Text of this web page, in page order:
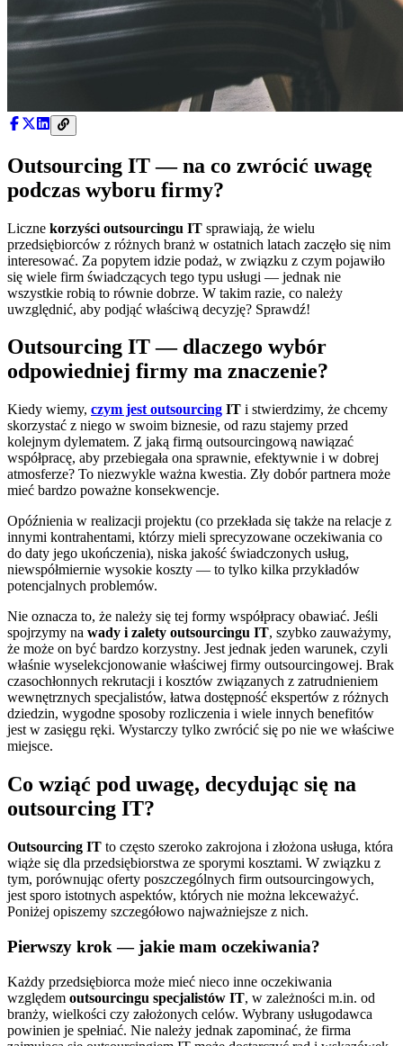
Outsourcing IT — na co zwrócić uwagę
podczas wyboru firmy?
Liczne korzyści outsourcingu IT sprawiają, że wielu
przedsiębiorców z różnych branż w ostatnich latach zaczęło się nim
interesować. Za popytem idzie podaż, w związku z czym pojawiło
się wiele firm świadczących tego typu usługi — jednak nie
wszystkie robią to równie dobrze. W takim razie, co należy
uwzględnić, aby podjąć właściwą decyzję? Sprawdź!
Outsourcing IT — dlaczego wybór
odpowiedniej firmy ma znaczenie?
Kiedy wiemy, czym jest outsourcing IT i stwierdzimy, że chcemy
skorzystać z niego w swoim biznesie, od razu stajemy przed
kolejnym dylematem. Z jaką firmą outsourcingową nawiązać
współpracę, aby przebiegała ona sprawnie, efektywnie i w dobrej
atmosferze? To niezwykle ważna kwestia. Zły dobór partnera może
mieć bardzo poważne konsekwencje.
Opóźnienia w realizacji projektu (co przekłada się także na relacje z
innymi kontrahentami, którzy mieli sprecyzowane oczekiwania co
do daty jego ukończenia), niska jakość świadczonych usług,
niewspółmiernie wysokie koszty — to tylko kilka przykładów
potencjalnych problemów.
Nie oznacza to, że należy się tej formy współpracy obawiać. Jeśli
spojrzymy na wady i zalety outsourcingu IT, szybko zauważymy,
że może on być bardzo korzystny. Jest jednak jeden warunek, czyli
właśnie wyselekcjonowanie właściwej firmy outsourcingowej. Brak
czasochłonnych rekrutacji i kosztów związanych z zatrudnieniem
wewnętrznych specjalistów, łatwa dostępność ekspertów z różnych
dziedzin, wygodne sposoby rozliczenia i wiele innych benefitów
jest w zasięgu ręki. Wystarczy tylko zwrócić się po nie we właściwe
miejsce.
Co wziąć pod uwagę, decydując się na
outsourcing IT?
Outsourcing IT to często szeroko zakrojona i złożona usługa, która
wiąże się dla przedsiębiorstwa ze sporymi kosztami. W związku z
tym, porównując oferty poszczególnych firm outsourcingowych,
jest sporo istotnych aspektów, których nie można lekceważyć.
Poniżej opiszemy szczegółowo najważniejsze z nich.
Pierwszy krok — jakie mam oczekiwania?
Każdy przedsiębiorca może mieć nieco inne oczekiwania
względem outsourcingu specjalistów IT, w zależności m.in. od
branży, wielkości czy założonych celów. Wybrany usługodawca
powinien je spełniać. Nie należy jednak zapominać, że firma